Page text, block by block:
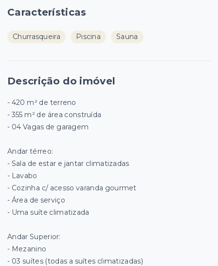
Características
Churrasqueira Piscina Sauna
Descrição do imóvel
- 420 m² de terreno
- 355 m² de área construída
- 04 Vagas de garagem
Andar térreo:
- Sala de estar e jantar climatizadas
- Lavabo
- Cozinha c/ acesso varanda gourmet
- Área de serviço
- Uma suíte climatizada
Andar Superior:
- Mezanino
- 03 suítes (todas a suítes climatizadas)